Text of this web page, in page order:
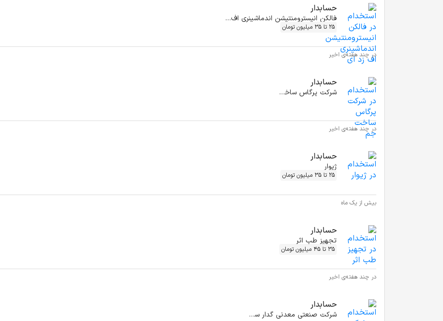
حسابدار
فالکن انیسترومنتیشن اندماشینری اف زد ای
25 تا 35 میلیون تومان
در چند هفته‌ی اخیر
حسابدار
شرکت پرگاس ساخت جم
در چند هفته‌ی اخیر
حسابدار
ژیوار
25 تا 35 میلیون تومان
بیش از یک ماه
حسابدار
تجهیز طب اثر
35 تا 45 میلیون تومان
در چند هفته‌ی اخیر
حسابدار
شرکت صنعتی معدنی گدار سیاوش